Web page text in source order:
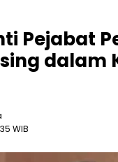
Pejabat
dalam
WIB